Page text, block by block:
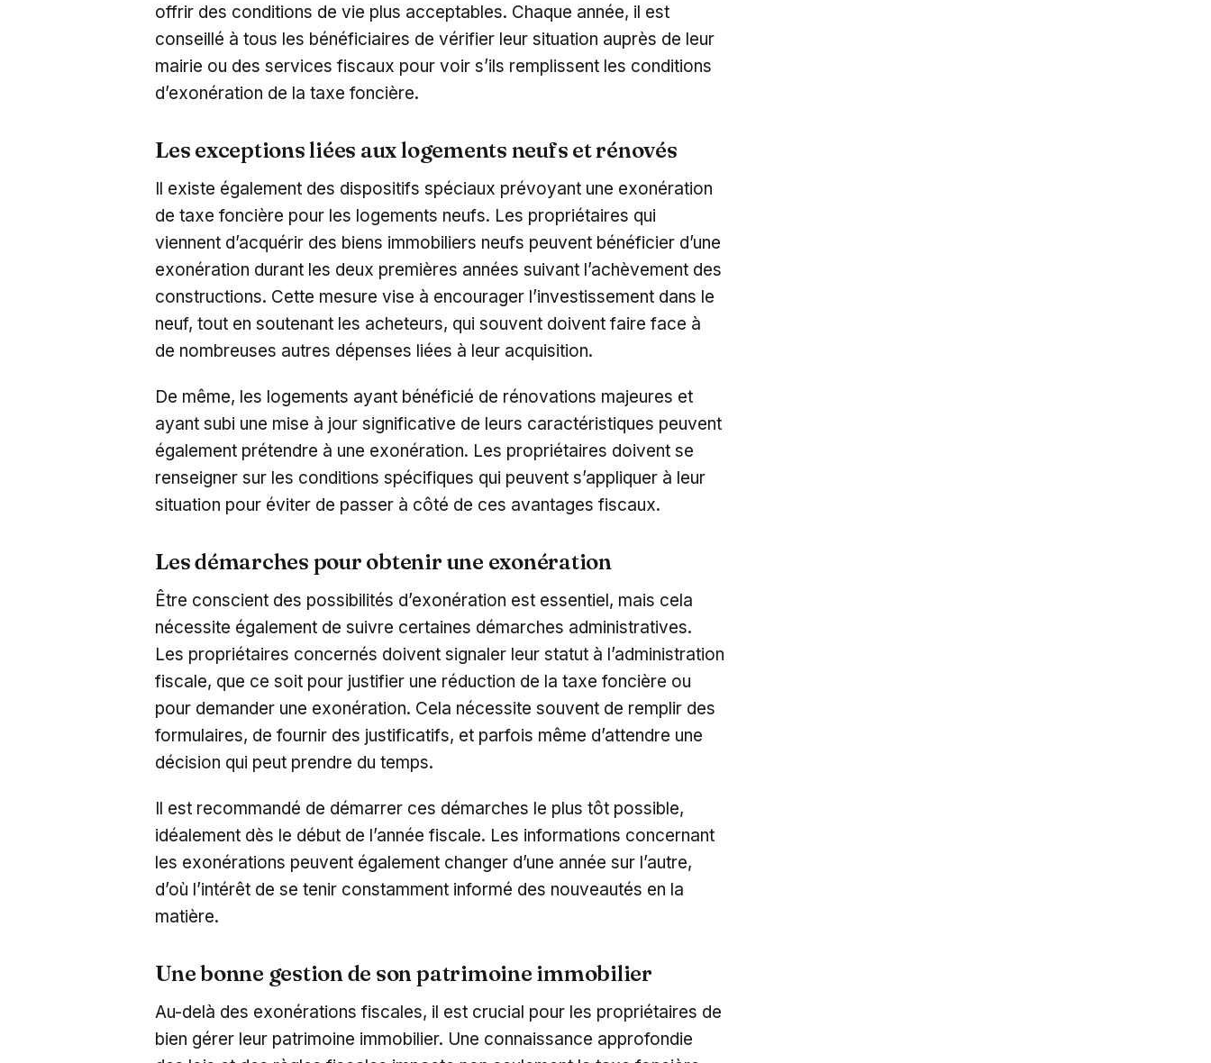
offrir des conditions de vie plus acceptables. Chaque année, il est
conseillé à tous les bénéficiaires de vérifier leur situation auprès de leur
mairie ou des services fiscaux pour voir s’ils remplissent les conditions
d’exonération de la taxe foncière.
Les exceptions liées aux logements neufs et rénovés
Il existe également des dispositifs spéciaux prévoyant une exonération
de taxe foncière pour les logements neufs. Les propriétaires qui
viennent d’acquérir des biens immobiliers neufs peuvent bénéficier d’une
exonération durant les deux premières années suivant l’achèvement des
constructions. Cette mesure vise à encourager l’investissement dans le
neuf, tout en soutenant les acheteurs, qui souvent doivent faire face à
de nombreuses autres dépenses liées à leur acquisition.
De même, les logements ayant bénéficié de rénovations majeures et
ayant subi une mise à jour significative de leurs caractéristiques peuvent
également prétendre à une exonération. Les propriétaires doivent se
renseigner sur les conditions spécifiques qui peuvent s’appliquer à leur
situation pour éviter de passer à côté de ces avantages fiscaux.
Les démarches pour obtenir une exonération
Être conscient des possibilités d’exonération est essentiel, mais cela
nécessite également de suivre certaines démarches administratives.
Les propriétaires concernés doivent signaler leur statut à l’administration
fiscale, que ce soit pour justifier une réduction de la taxe foncière ou
pour demander une exonération. Cela nécessite souvent de remplir des
formulaires, de fournir des justificatifs, et parfois même d’attendre une
décision qui peut prendre du temps.
Il est recommandé de démarrer ces démarches le plus tôt possible,
idéalement dès le début de l’année fiscale. Les informations concernant
les exonérations peuvent également changer d’une année sur l’autre,
d’où l’intérêt de se tenir constamment informé des nouveautés en la
matière.
Une bonne gestion de son patrimoine immobilier
Au-delà des exonérations fiscales, il est crucial pour les propriétaires de
bien gérer leur patrimoine immobilier. Une connaissance approfondie